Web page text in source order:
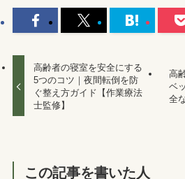
高齢者の寝室を安全にする
5つのコツ｜夜間転倒を防
ぐ整え方ガイド【作業療法
士監修】
高
ベ
全
この記事を書いた人